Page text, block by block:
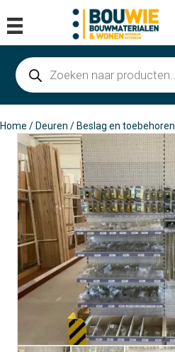
Producten
zoeken
Home / Deuren / Beslag en toebehoren